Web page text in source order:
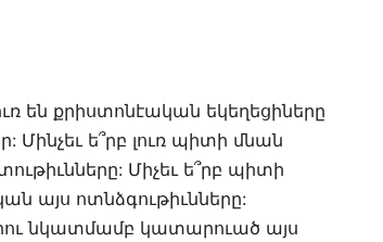
են քրիստոնէական եկեղեցիները
Մինչեւ ե՞րբ լուռ պիտի մնան
Միչեւ ե՞րբ պիտի
այս ոտնձգութիւնները:
նկատմամբ կատարուած այս